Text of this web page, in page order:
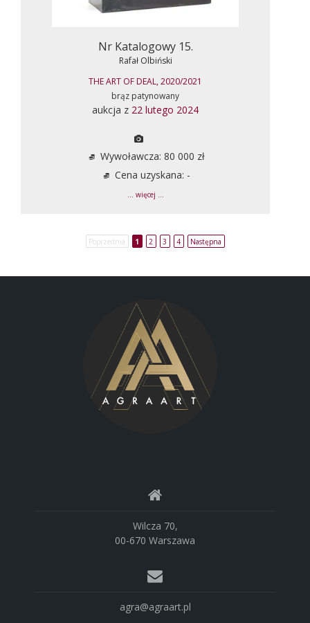
Nr Katalogowy 15.
Rafał Olbiński
THE ART OF DEAL, 2020/2021
brąz patynowany
aukcja z 22 lutego 2024
Wywoławcza: 80 000 zł
Cena uzyskana: -
... więcej ...
Poprzednia 1 2 3 4 Następna
Wilcza 70,
00-670 Warszawa
agra@agraart.pl